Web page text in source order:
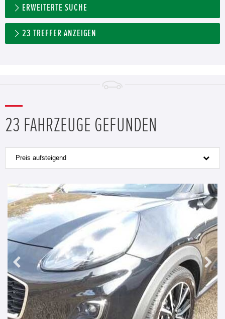
ERWEITERTE SUCHE
23 TREFFER ANZEIGEN
23 FAHRZEUGE GEFUNDEN
Preis aufsteigend